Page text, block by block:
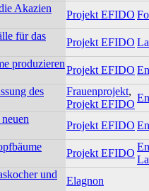
Akazien
Projekt EFIDO
für das
Projekt EFIDO
produzieren
Projekt EFIDO
des
Frauenprojekt,
Projekt EFIDO
Projekt EFIDO
Projekt EFIDO
und
Elagnon